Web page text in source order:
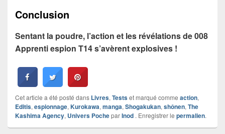
Conclusion
Sentant la poudre, l’action et les révélations de 008
Apprenti espion T14 s’avèrent explosives !
Cet article a été posté dans Livres, Testset marqué comme action,
Editis, espionnage, Kurokawa, manga, Shogakukan, shônen, The
Kashima Agency, Univers PocheparInod . Enregistrer le permalien.